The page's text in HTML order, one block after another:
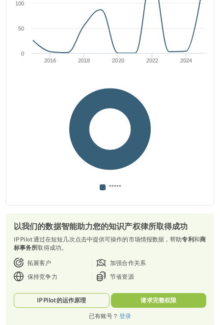
2016 2018 2020 2022 2024
0
50
100
*****
以我们的数据智能助力您的知识产权律所取得成功
IP Pilot 通过在短短几次点击中提供可操作的市场情报数据，帮助专利和商
标事务所取得成功。
拓展客户
加强合作关系
保持竞争力
节省资源
IP Pilot 的运作原理 请求完整权限
已有账号？ 登录